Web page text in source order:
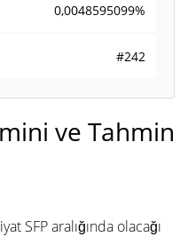
0,0048595099%
#242
ve Tahmin
SFP aralığında olacağı